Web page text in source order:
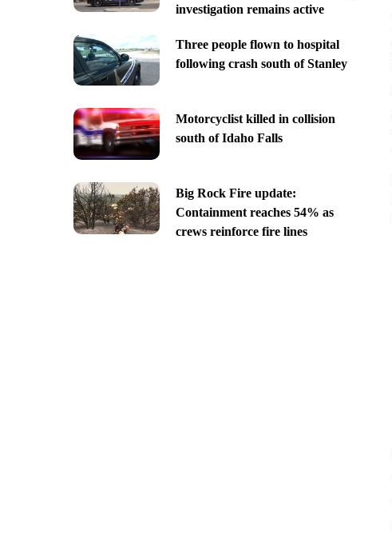
investigation remains active
Three people flown to hospital
following crash south of Stanley
Motorcyclist killed in collision
south of Idaho Falls
Big Rock Fire update:
Containment reaches 54% as
crews reinforce fire lines